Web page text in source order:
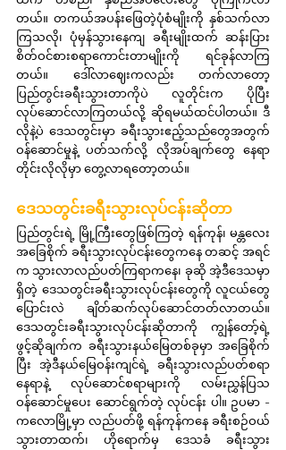
တယ်။ တကယ်အပန်းဖြေတဲ့ပုံစံမျိုးကို နှစ်သက်လာ
ကြသလို၊ ပုံမှန်သွားနေကျ ခရီးမျိုးထက် ဆန်းပြား
စိတ်ဝင်စားစရာကောင်းတာမျိုးကို ရင်ခုန်လာကြ
တယ်။ ဒေါ်လာဈေးကလည်း တက်လာတော့
ပြည်တွင်းခရီးသွားတာကိုပဲ လူတိုင်းက ပိုပြီး
လုပ်ဆောင်လာကြတယ်လို့ ဆိုရမယ်ထင်ပါတယ်။ ဒီ
လိုနဲ့ပဲ ဒေသတွင်းမှာ ခရီးသွားဧည့်သည်တွေအတွက်
ဝန်ဆောင်မှုနဲ့ ပတ်သက်လို့ လိုအပ်ချက်တွေ နေရာ
တိုင်းလိုလိုမှာ တွေ့လာရတော့တယ်။
ဒေသတွင်းခရီးသွားလုပ်ငန်းဆိုတာ
ပြည်တွင်းရဲ့ မြို့ကြီးတွေဖြစ်ကြတဲ့ ရန်ကုန်၊ မန္တလေး
အခြေစိုက် ခရီးသွားလုပ်ငန်းတွေကနေ တဆင့် အရင်
က သွားလာလည်ပတ်ကြရာကနေ၊ ခုဆို အဲ့ဒီဒေသမှာ
ရှိတဲ့ ဒေသတွင်းခရီးသွားလုပ်ငန်းတွေကို လူငယ်တွေ
ပြောင်းလဲ ချိတ်ဆက်လုပ်ဆောင်တတ်လာတယ်။
ဒေသတွင်းခရီးသွားလုပ်ငန်းဆိုတာကို ကျွန်တော့်ရဲ့
ဖွင့်ဆိုချက်က ခရီးသွားနယ်မြေတစ်ခုမှာ အခြေစိုက်
ပြီး အဲ့ဒီနယ်မြေဝန်းကျင်ရဲ့ ခရီးသွားလည်ပတ်စရာ
နေရာနဲ့ လုပ်ဆောင်စရာများကို လမ်းညွှန်ပြသ
ဝန်ဆောင်မှုပေး ဆောင်ရွက်တဲ့ လုပ်ငန်း ပါ။ ဥပမာ -
ကလောမြို့မှာ လည်ပတ်ဖို့ ရန်ကုန်ကနေ ခရီးစဉ်ဝယ်
သွားတာထက်၊ ဟိုရောက်မှ ဒေသခံ ခရီးသွား